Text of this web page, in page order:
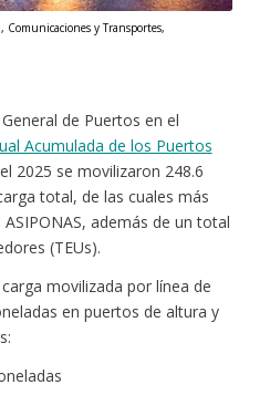
y Transportes,
de Puertos en el
Acumulada de los Puertos
2025 se movilizaron 248.6
total, de las cuales más
además de un total
(TEUs).
movilizada por línea de
en puertos de altura y